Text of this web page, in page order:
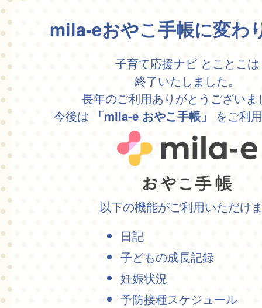
mila-eおやこ手帳に変わ
子育て応援ナビ とことこは
終了いたしました。
長年のご利用ありがとうございま
今後は
「mila-e おやこ手帳」 をご利
以下の機能がご利用いただけ
日記
子どもの成長記録
妊娠状況
予防接種スケジュール